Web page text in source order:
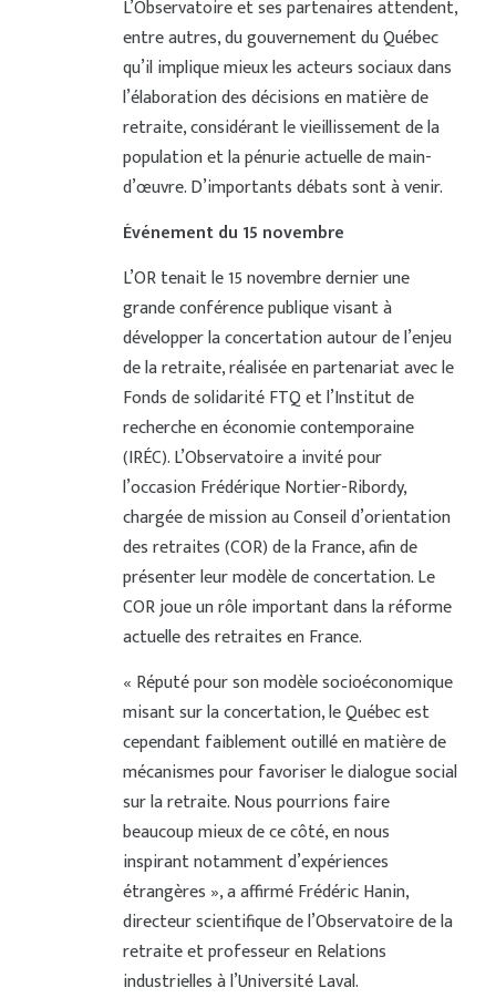
L’Observatoire et ses partenaires attendent,
entre autres, du gouvernement du Québec
qu’il implique mieux les acteurs sociaux dans
l’élaboration des décisions en matière de
retraite, considérant le vieillissement de la
population et la pénurie actuelle de main-
d’œuvre. D’importants débats sont à venir.
Événement du 15 novembre
L’OR tenait le 15 novembre dernier une
grande conférence publique visant à
développer la concertation autour de l’enjeu
de la retraite, réalisée en partenariat avec le
Fonds de solidarité FTQ et l’Institut de
recherche en économie contemporaine
(IRÉC). L’Observatoire a invité pour
l’occasion Frédérique Nortier-Ribordy,
chargée de mission au Conseil d’orientation
des retraites (COR) de la France, afin de
présenter leur modèle de concertation. Le
COR joue un rôle important dans la réforme
actuelle des retraites en France.
« Réputé pour son modèle socioéconomique
misant sur la concertation, le Québec est
cependant faiblement outillé en matière de
mécanismes pour favoriser le dialogue social
sur la retraite. Nous pourrions faire
beaucoup mieux de ce côté, en nous
inspirant notamment d’expériences
étrangères », a affirmé Frédéric Hanin,
directeur scientifique de l’Observatoire de la
retraite et professeur en Relations
industrielles à l’Université Laval.